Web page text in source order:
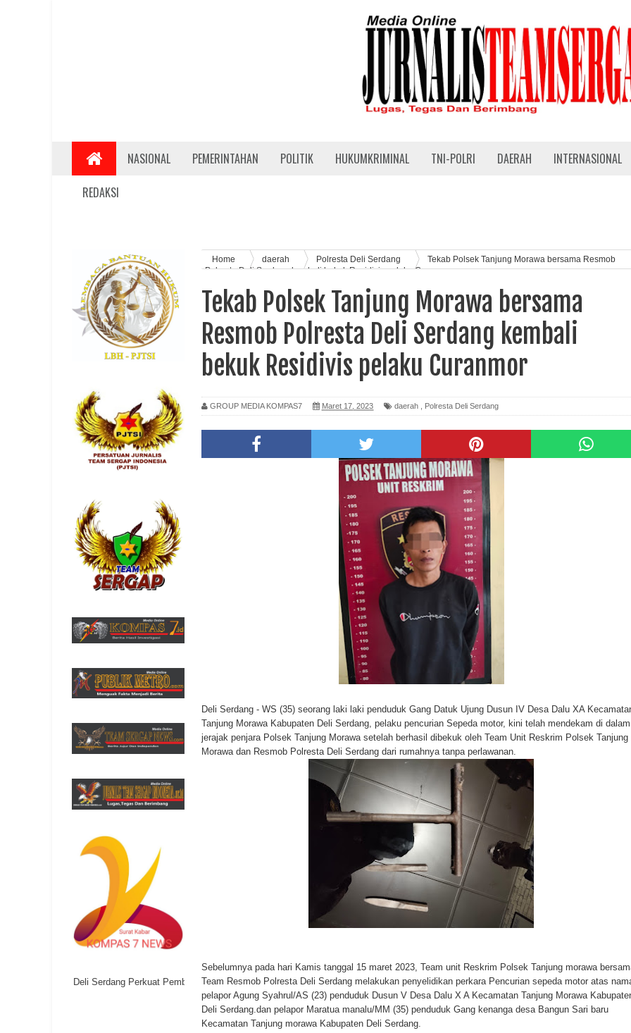
NASIONAL PEMERINTAHAN POLITIK HUKUMKRIMINAL TNI-POLRI DAERAH
INTERNASIONAL
REDAKSI
Polresta Deli Serdang Perkuat Pembinaan Pelajar untuk Cegah Keterlibatan dalam Aksi Geng Motor Ombudsman Sumut Gelar Rapat dengan Kanwil
Home daerah Polresta Deli Serdang
Tekab Polsek Tanjung Morawa bersama Resmob
Polresta Deli Serdang kembali bekuk Residivis pelaku Curanmor
Tekab Polsek Tanjung Morawa bersama
Resmob Polresta Deli Serdang kembali
bekuk Residivis pelaku Curanmor
GROUP MEDIA KOMPAS7 Maret 17, 2023 daerah Polresta Deli Serdang
Deli Serdang - WS (35) seorang laki laki penduduk Gang Datuk Ujung Dusun IV Desa Dalu XA
Tanjung Morawa Kabupaten Deli Serdang, pelaku pencurian Sepeda motor, kini telah mendekam di dalam
jerajak penjara Polsek Tanjung Morawa setelah berhasil dibekuk oleh Team Unit Reskrim Polsek Tanjung
Morawa dan Resmob Polresta Deli Serdang dari rumahnya tanpa perlawanan.
Sebelumnya pada hari Kamis tanggal 15 maret 2023, Team unit Reskrim Polsek Tanjung morawa
Team Resmob Polresta Deli Serdang melakukan penyelidikan perkara Pencurian sepeda motor atas
pelapor Agung Syahrul/AS (23) penduduk Dusun V Desa Dalu X A Kecamatan Tanjung Morawa
Deli Serdang.dan pelapor Maratua manalu/MM (35) penduduk Gang kenanga desa Bangun Sari baru
Kecamatan Tanjung morawa Kabupaten Deli Serdang.